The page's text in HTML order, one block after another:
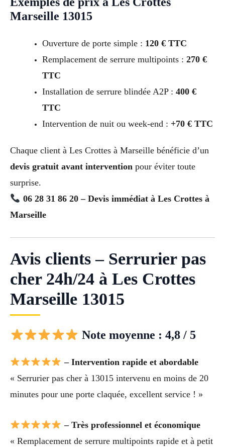
Marseille 13015
Ouverture de porte simple : 120 € TTC
Remplacement de serrure multipoints : 270 €
TTC
Installation de serrure blindée A2P : 400 €
TTC
Intervention de nuit ou week-end : +70 € TTC
Chaque client à Les Crottes à Marseille bénéficie d’un
devis gratuit avant intervention pour éviter toute
surprise.
06 28 31 86 20 – Devis immédiat à Les Crottes à
Marseille
Avis clients – Serrurier pas
cher 24h/24 à Les Crottes
Marseille 13015
Note moyenne : 4,8 / 5
– Intervention rapide et abordable
« Serrurier pas cher à 13015 intervenu en moins de 20
minutes pour une porte claquée, excellent service ! »
– Très professionnel et économique
« Remplacement de serrure multipoints rapide et à petit